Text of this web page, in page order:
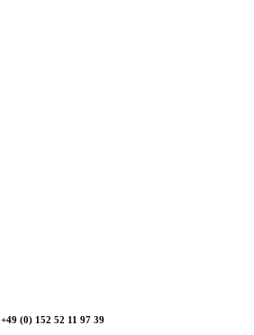
+49 (0) 152 52 11 97 39